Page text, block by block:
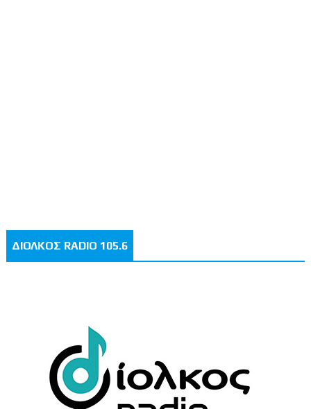
ΔΙΟΛΚΟΣ RADIO 105.6